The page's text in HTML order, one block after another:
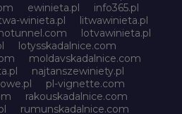
ewinieta.pl
info365.pl
winieta.pl
litwawinieta.pl
lotvawinieta.pl
lotysskadalnice.com
moldavskadalnice.com
najtanszewiniety.pl
pl-vignette.com
rakouskadalnice.com
rumunskadalnice.com